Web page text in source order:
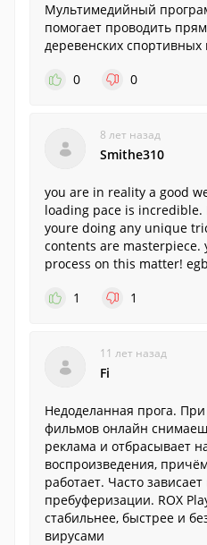
Мультимедийный
помогает проводить
деревенских
0
0
8 лет назад
Smithe310
you are in reality a good
loading pace is
youre doing any unique
contents are masterpiece.
process on this matter!
1
1
11 лет назад
Fi
Недоделанная прога.
фильмов онлайн
реклама и отбрасывает
воспроизведения,
работает. Часто
пребуферизации. ROX
стабильнее, быстрее и
вирусами